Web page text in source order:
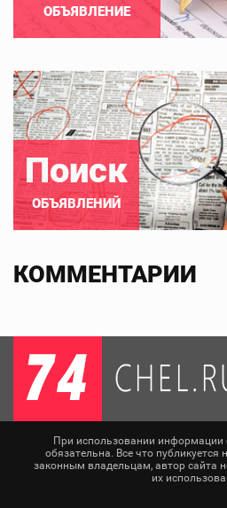
ОБЪЯВЛЕНИЕ
Поиск
ОБЪЯВЛЕНИЙ
КОММЕНТАРИИ
При использовании информации
обязательна. Все что публикуется
законным владельцам, автор сайта
их